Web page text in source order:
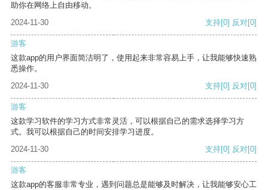
助你在网络上自由移动。
2024-11-30
支持[0] 反对[0]
游客
这款app的用户界面简洁明了，使用起来非常容易上手，让我能够快速熟
悉操作。
2024-11-30
支持[0] 反对[0]
游客
这款学习软件的学习方式非常灵活，可以根据自己的需求选择学习方
式。我可以根据自己的时间安排学习进度。
2024-11-30
支持[0] 反对[0]
游客
这款app的客服非常专业，遇到问题总是能够及时解决，让我能够安心工